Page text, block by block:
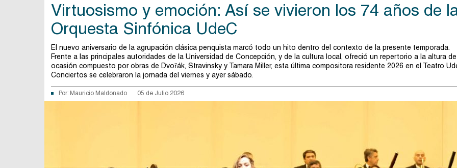
Virtuosismo y emoción: Así se vivieron los 74 años de
Orquesta Sinfónica UdeC
El nuevo aniversario de la agrupación clásica penquista marcó todo un hito dentro del contexto de la presente temporada.
Frente a las principales autoridades de la Universidad de Concepción, y de la cultura local, ofreció un repertorio a la altura
ocasión compuesto por obras de Dvořák, Stravinsky y Tamara Miller, esta última compositora residente 2026 en el Teatro
Conciertos se celebraron la jornada del viernes y ayer sábado.
Por: Mauricio Maldonado 05 de Julio 2026